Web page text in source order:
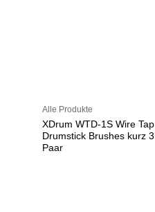
Alle Produkte
XDrum WTD-1S Wire Tap
Drumstick Brushes kurz 3
Paar